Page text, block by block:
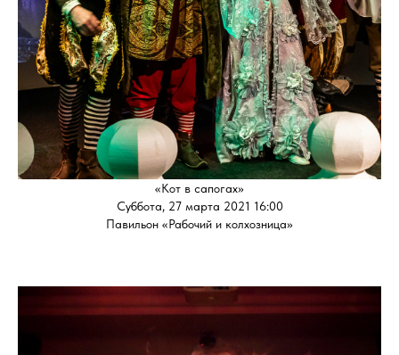
«Кот в сапогах»
Суббота, 27 марта 2021 16:00
Павильон «Рабочий и колхозница»